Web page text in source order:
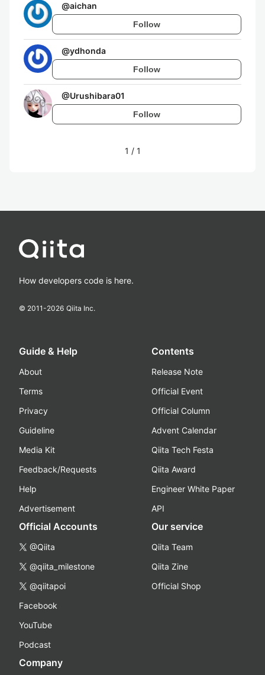
@aichan
Follow
@ydhonda
Follow
@Urushibara01
Follow
1 / 1
How developers code is here.
© 2011-2026 Qiita Inc.
Guide & Help
About
Terms
Privacy
Guideline
Media Kit
Feedback/Requests
Help
Advertisement
Contents
Release Note
Official Event
Official Column
Advent Calendar
Qiita Tech Festa
Qiita Award
Engineer White Paper
API
Official Accounts
@Qiita
@qiita_milestone
@qiitapoi
Facebook
YouTube
Podcast
Our service
Qiita Team
Qiita Zine
Official Shop
Company